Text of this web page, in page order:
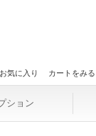
お気に入り カートをみる
ション